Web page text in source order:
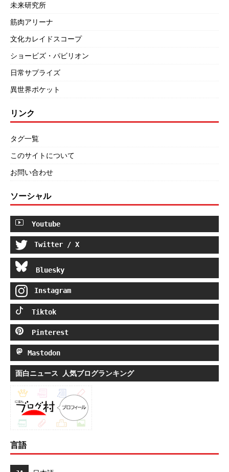
未来研究所
筋肉アリーナ
文化カレイドスコープ
ショービズ・パビリオン
日常サプライズ
異世界ポケット
リンク
タグ一覧
このサイトについて
お問い合わせ
ソーシャル
Youtube
Twitter / X
Bluesky
Instagram
Tiktok
Pinterest
Mastodon
面白ニュース 人気ブログランキング
言語